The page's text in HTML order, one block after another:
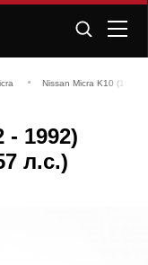
Nissan Micra K10 (1982
- 1992)
л.с.)